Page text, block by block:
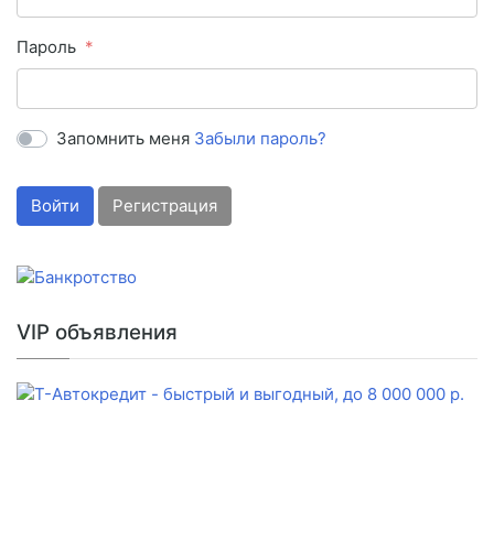
Пароль
Запомнить меня Забыли пароль?
Войти Регистрация
VIP объявления